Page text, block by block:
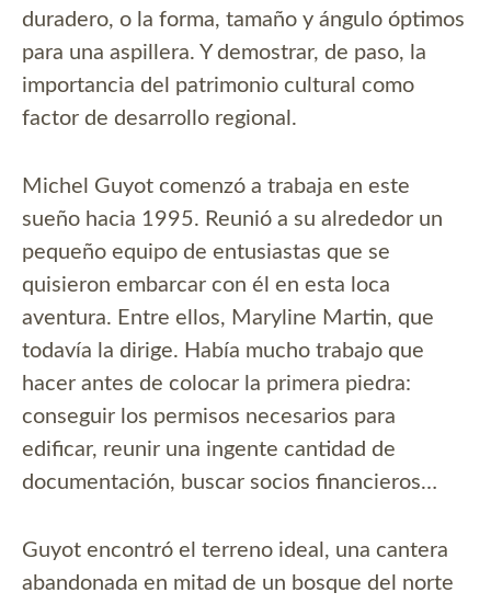
duradero, o la forma, tamaño y ángulo óptimos
para una aspillera. Y demostrar, de paso, la
importancia del patrimonio cultural como
factor de desarrollo regional.
Michel Guyot comenzó a trabaja en este
sueño hacia 1995. Reunió a su alrededor un
pequeño equipo de entusiastas que se
quisieron embarcar con él en esta loca
aventura. Entre ellos, Maryline Martin, que
todavía la dirige. Había mucho trabajo que
hacer antes de colocar la primera piedra:
conseguir los permisos necesarios para
edificar, reunir una ingente cantidad de
documentación, buscar socios financieros…
Guyot encontró el terreno ideal, una cantera
abandonada en mitad de un bosque del norte